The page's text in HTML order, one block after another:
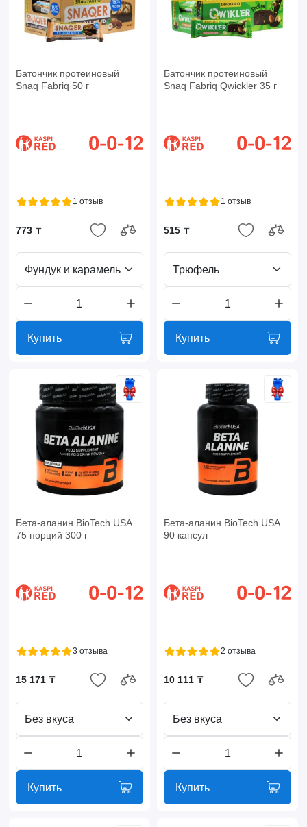
Батончик протеиновый
Snaq Fabriq 50 г
1 отзыв
773 ₸
Фундук и карамель
Купить
Батончик протеиновый
Snaq Fabriq Qwickler 35 г
1 отзыв
515 ₸
Трюфель
Купить
Бета-аланин BioTech USA
75 порций 300 г
3 отзыва
15 171 ₸
Без вкуса
Купить
Бета-аланин BioTech USA
90 капсул
2 отзыва
10 111 ₸
Без вкуса
Купить